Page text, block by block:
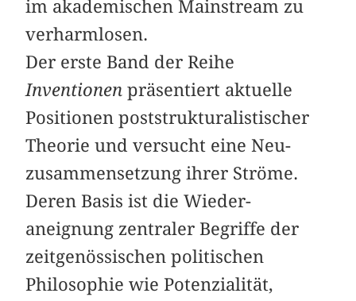
im akademischen Mainstream zu
verharmlosen.
Der erste Band der Reihe
Inventionen präsentiert aktuelle
Positionen poststrukturalistischer
Theorie und versucht eine Neu­
zusammensetzung ihrer Ströme.
Deren Basis ist die Wieder­
aneignung zentraler Begriffe der
zeitgenössischen politischen
Philosophie wie Potenzialität,